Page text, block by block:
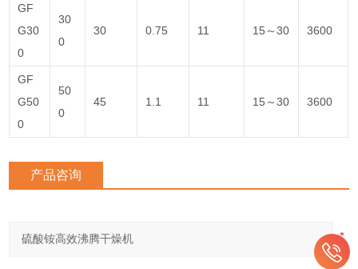
GF
G30
0
30
0
30 0.75 11 15～30 3600
GF
G50
0
50
0
45 1.1 11 15～30 3600
产品咨询